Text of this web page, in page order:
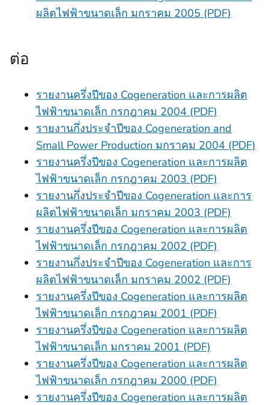
ผลิตไฟฟ้าขนาดเล็ก มกราคม 2005 (PDF)
ต่อ
รายงานครึ่งปีของ Cogeneration และการผลิต
ไฟฟ้าขนาดเล็ก กรกฎาคม 2004 (PDF)
รายงานกึ่งประจําปีของ Cogeneration and
Small Power Production มกราคม 2004 (PDF)
รายงานครึ่งปีของ Cogeneration และการผลิต
ไฟฟ้าขนาดเล็ก กรกฎาคม 2003 (PDF)
รายงานกึ่งประจําปีของ Cogeneration และการ
ผลิตไฟฟ้าขนาดเล็ก มกราคม 2003 (PDF)
รายงานครึ่งปีของ Cogeneration และการผลิต
ไฟฟ้าขนาดเล็ก กรกฎาคม 2002 (PDF)
รายงานกึ่งประจําปีของ Cogeneration และการ
ผลิตไฟฟ้าขนาดเล็ก มกราคม 2002 (PDF)
รายงานครึ่งปีของ Cogeneration และการผลิต
ไฟฟ้าขนาดเล็ก กรกฎาคม 2001 (PDF)
รายงานครึ่งปีของ Cogeneration และการผลิต
ไฟฟ้าขนาดเล็ก มกราคม 2001 (PDF)
รายงานครึ่งปีของ Cogeneration และการผลิต
ไฟฟ้าขนาดเล็ก กรกฎาคม 2000 (PDF)
รายงานครึ่งปีของ Cogeneration และการผลิต